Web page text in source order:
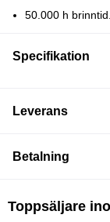
50.000 h brinntid.
Specifikation
Leverans
Betalning
Toppsäljare